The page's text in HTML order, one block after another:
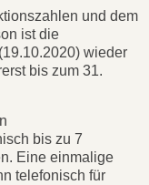
und dem
ist die
wieder
bis zum 31.
bis zu 7
Eine einmalige
telefonisch für